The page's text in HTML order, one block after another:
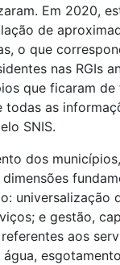
Em 2020,
de
o que
nas RGIs
que ficaram
todas as
SNIS.
dos
universalização
e gestão,
aos